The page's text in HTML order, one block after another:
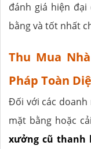
đánh giá hiện
bằng và tốt nhất
Thu Mua
Pháp Toàn
Đối với các doanh
mặt bằng hoặc
xưởng cũ thanh